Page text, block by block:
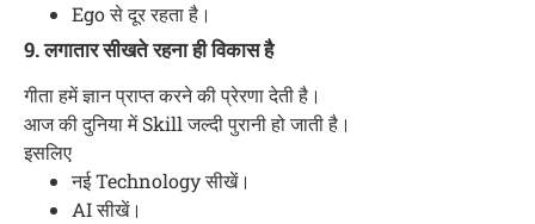
Ego से दूर रहता है।
9. लगातार सीखते रहना ही विकास है
गीता हमें ज्ञान प्राप्त करने की प्रेरणा देती है।
आज की दुनिया में Skill जल्दी पुरानी हो जाती है।
इसलिए
नई Technology सीखें।
AI सीखें।